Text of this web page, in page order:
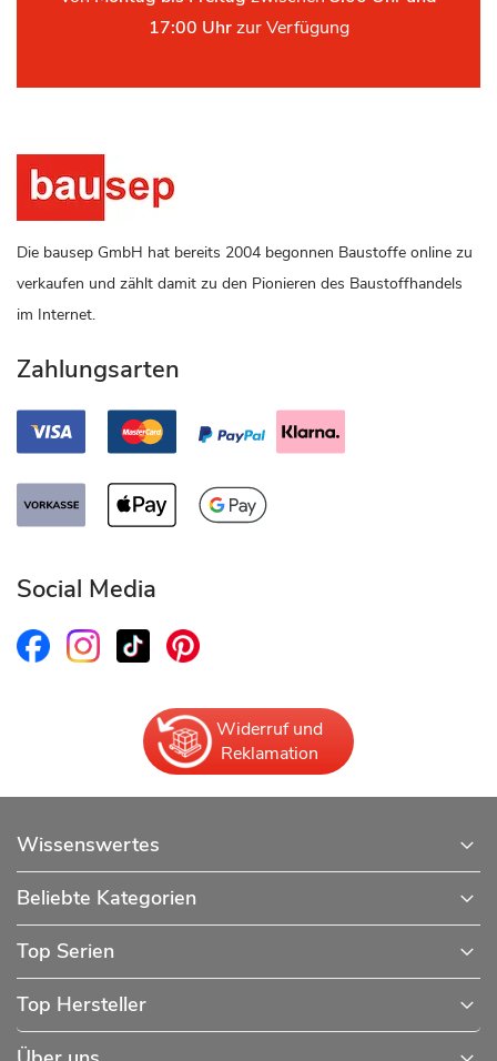
17:00 Uhrzur Verfügung
Die bausep GmbH hat bereits 2004 begonnen Baustoffe online zu
verkaufen und zählt damit zu den Pionieren des Baustoffhandels
im Internet.
Zahlungsarten
Social Media
Widerruf und
Reklamation
Wissenswertes
Beliebte Kategorien
Top Serien
Top Hersteller